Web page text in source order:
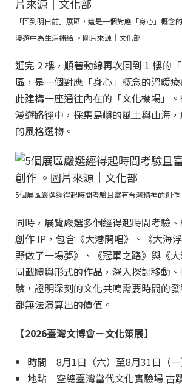
「回到明日前」展區，這是一個對應「身心」概念
漫遊中為生活補給 。圖片來源｜文化部
逛完 2 樓，順著動線再次回到 1 樓的
區，是一個對應「身心」概念的溫暖
此建構一座通往內在的「文化機場」
漫遊路徑中，採集島嶼的風土與山海
的風格選物。
5個展區嚴選經得起時間考驗且富有台灣精神的創
同時，展覽嚴選多個經得起時間考驗
創作 IP，包含《大港開唱》、《大海
野做了一場夢》、《冠軍之路》與《
同載體與形式的作品，深入探討移動
驗，證明深刻的文化共鳴需要時間的
都無法演算出的價值。
【2026臺灣文博會－文化策展】
時間｜8月1日（六）至8月31日（
地點｜空總臺灣當代文化實驗場 古